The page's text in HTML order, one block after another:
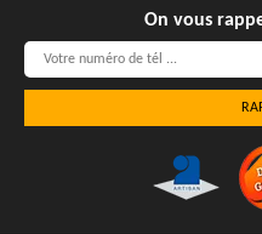
On vous